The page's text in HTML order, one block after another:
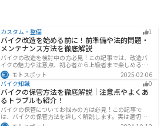
カスタム・整備 1
バイク改造を始める前に！前準備や法的問題・
メンテナンス方法を徹底解説
バイクの改造を検討中の方必見！この記事では、改造バ
イクの魅力や注意点、初心者から上級者まで楽しめる改
造方法を紹介しています。実は、改造で補償内容や保険
料が変わる場合があるため、保険会社への確認は必須で
す。この記事を読めば、安全に配慮しつつ、カスタムバ
イクを楽しむコツがわかります。
モトスポット
2025-02-06
バイク知識
0
バイクの保管方法を徹底解説｜注意点やよくあ
るトラブルも紹介！
バイクの保管についてお悩みの方は必見！この記事で
は、バイクの保管方法を詳しく解説します。実は適切に
保管しなければ、バイクの状態を悪化させる恐れがあり